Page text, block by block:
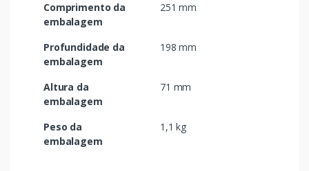
Comprimento da
embalagem
251 mm
Profundidade da
embalagem
198 mm
Altura da
embalagem
71 mm
Peso da
embalagem
1,1 kg